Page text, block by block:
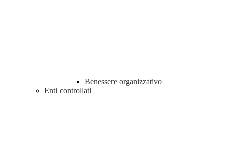
Benessere organizzativo
Enti controllati